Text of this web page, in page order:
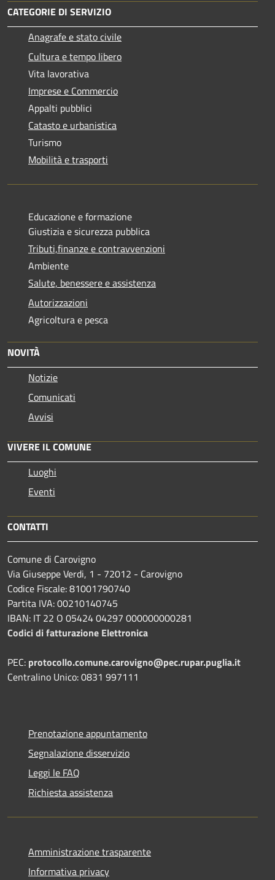
CATEGORIE DI SERVIZIO
Anagrafe e stato civile
Cultura e tempo libero
Vita lavorativa
Imprese e Commercio
Appalti pubblici
Catasto e urbanistica
Turismo
Mobilità e trasporti
Educazione e formazione
Giustizia e sicurezza pubblica
Tributi,finanze e contravvenzioni
Ambiente
Salute, benessere e assistenza
Autorizzazioni
Agricoltura e pesca
NOVITÀ
Notizie
Comunicati
Avvisi
VIVERE IL COMUNE
Luoghi
Eventi
CONTATTI
Comune di Carovigno
Via Giuseppe Verdi, 1 - 72012 - Carovigno
Codice Fiscale: 81001790740
Partita IVA: 00210140745
IBAN: IT 22 O 05424 04297 000000000281
Codici di fatturazione Elettronica
PEC: protocollo.comune.carovigno@pec.rupar.puglia.it
Centralino Unico: 0831 997111
Prenotazione appuntamento
Segnalazione disservizio
Leggi le FAQ
Richiesta assistenza
Amministrazione trasparente
Informativa privacy